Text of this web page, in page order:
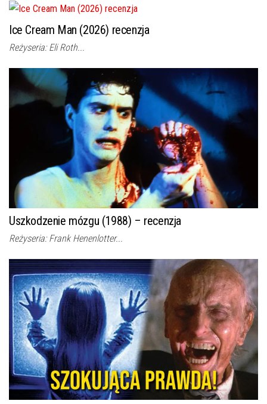
Ice Cream Man (2026) recenzja
Reżyseria: Eli Roth...
Uszkodzenie mózgu (1988) – recenzja
Reżyseria: Frank Henenlotter...